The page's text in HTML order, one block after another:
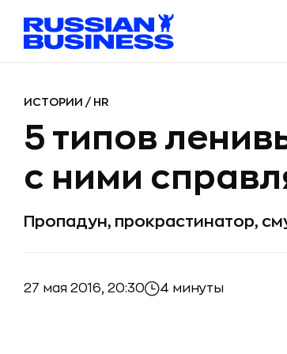
ИСТОРИИ / HR
5 типов
с ними
Пропадун, прокрастинатор,
27 мая 2016, 20:30 4 минуты